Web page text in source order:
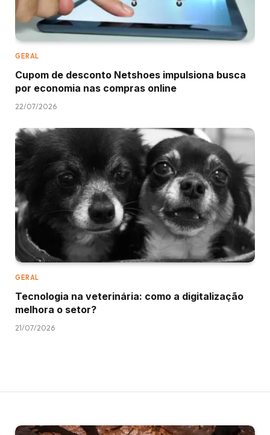
GERAL
Cupom de desconto Netshoes impulsiona busca
por economia nas compras online
22/07/2026
GERAL
Tecnologia na veterinária: como a digitalização
melhora o setor?
21/07/2026